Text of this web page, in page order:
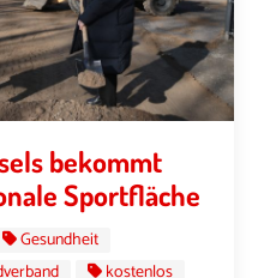
bekommt
Sportfläche
Gesundheit